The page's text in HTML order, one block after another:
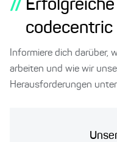
//
codecentric
Informiere dich darüber,
arbeiten und wie wir
Herausforderungen